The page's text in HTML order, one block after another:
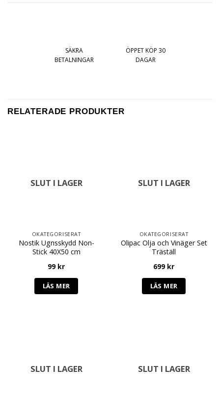
SÄKRA
BETALNINGAR
ÖPPET KÖP 30
DAGAR
RELATERADE PRODUKTER
SLUT I LAGER
OKATEGORISERAT
Nostik Ugnsskydd Non-
Stick 40X50 cm
99 kr
LÄS MER
SLUT I LAGER
OKATEGORISERAT
Olipac Olja och Vinäger Set
Träställ
699 kr
LÄS MER
SLUT I LAGER SLUT I LAGER